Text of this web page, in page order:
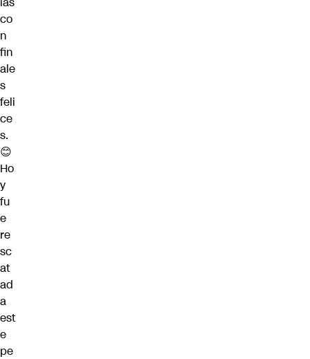
co
n
fin
ale
s
feli
ce
s.
😊
Ho
y
fu
e
re
sc
at
ad
a
est
e
pe